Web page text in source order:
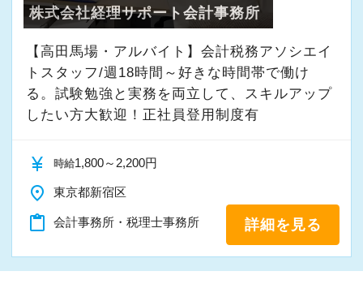
株式会社経理サポート会計事務所
【高田馬場・アルバイト】会計税務アソシエイ
トスタッフ/週18時間～好きな時間帯で働け
る。試験勉強と実務を両立して、スキルアップ
したい方大歓迎！正社員登用制度有
currency_yen 時給1,800～2,200円
place 東京都新宿区
content_paste 会計事務所・税理士事務所 詳細を見る